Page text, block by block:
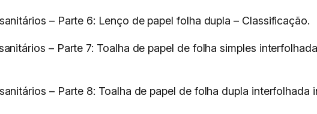
– Parte 6: Lenço de papel folha dupla – Classificação.
– Parte 7: Toalha de papel de folha simples
– Parte 8: Toalha de papel de folha dupla interfolhada